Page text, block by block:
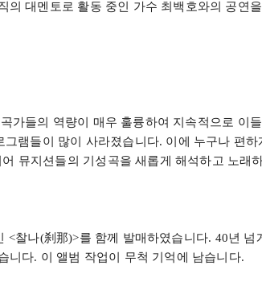
의 대멘토로 활동 중인 가수 최백호와의 공연
가들의 역량이 매우 훌륭하여 지속적으로 이
그램들이 많이 사라졌습니다. 이에 누구나 편하
어 뮤지션들의 기성곡을 새롭게 해석하고 노래
<찰나(刹那)>를 함께 발매하였습니다. 40년 넘
니다. 이 앨범 작업이 무척 기억에 남습니다.